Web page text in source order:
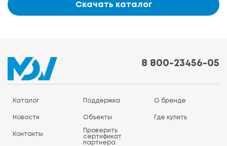
Скачать каталог
8 800-23456-05
Каталог Поддержка О бренде
Новости Объекты Где купить
Контакты
Проверить
сертификат
партнера